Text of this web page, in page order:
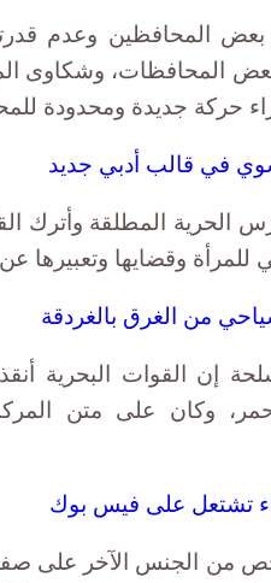
المحافظين وعدم
بعض المحافظات، وشكاوى
حركة جديدة ومحدودة
في قالب أدبي جديد
المطلقة وأترك
وقضايها وتعبيرها
من الغرق بالغردقة
إن القوات البحرية
تشتعل على فيس بوك
من الجنس الآخر على